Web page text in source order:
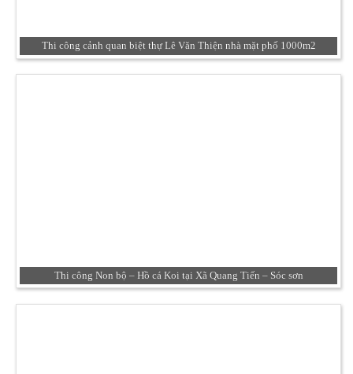
Thi công cảnh quan biệt thự Lê Văn Thiện nhà mặt phố 1000m2
Thi công Non bộ – Hồ cá Koi tại Xã Quang Tiến – Sóc sơn